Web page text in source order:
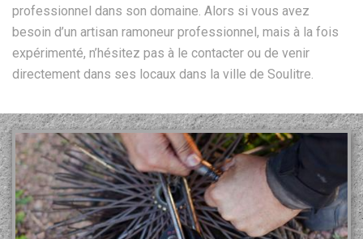
professionnel dans son domaine. Alors si vous avez
besoin d’un artisan ramoneur professionnel, mais à la fois
expérimenté, n’hésitez pas à le contacter ou de venir
directement dans ses locaux dans la ville de Soulitre.